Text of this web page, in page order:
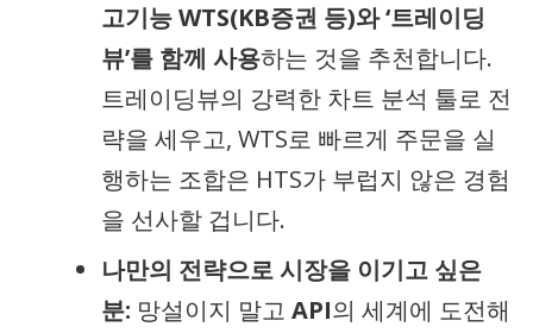
고기능 WTS(KB증권 등)와 ‘트레이딩
뷰’를 함께 사용하는 것을 추천합니다.
트레이딩뷰의 강력한 차트 분석 툴로 전
략을 세우고, WTS로 빠르게 주문을 실
행하는 조합은 HTS가 부럽지 않은 경험
을 선사할 겁니다.
나만의 전략으로 시장을 이기고 싶은
분: 망설이지 말고 API의 세계에 도전해